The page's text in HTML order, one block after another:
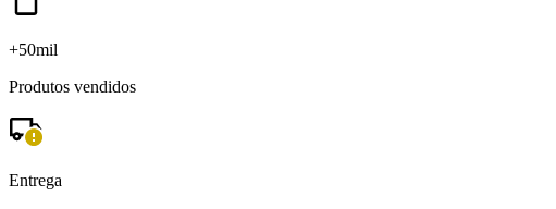
+50mil
Produtos vendidos
Entrega